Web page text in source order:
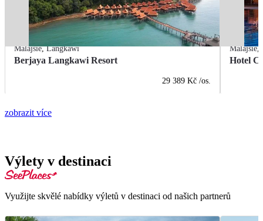
Malajsie,Langkawi
Berjaya Langkawi Resort
29 389 Kč /os.
Malajsie,
Hotel
zobrazit více
Výlety v destinaci
Využijte skvělé nabídky výletů v destinaci od našich partnerů